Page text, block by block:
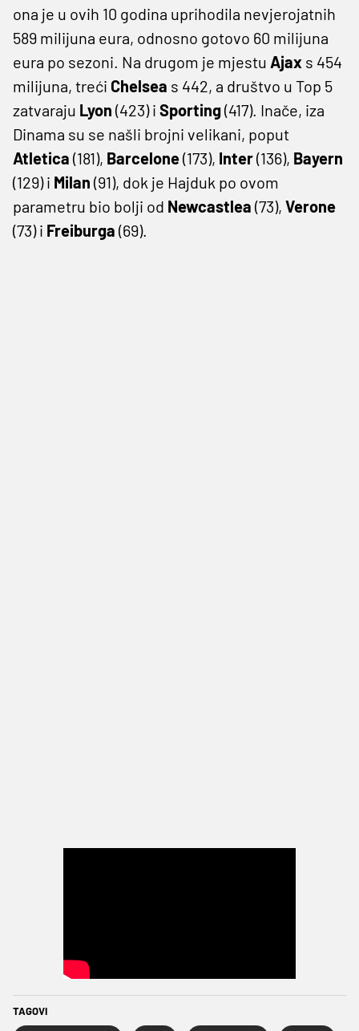
ona je u ovih 10 godina uprihodila nevjerojatnih
589 milijuna eura, odnosno gotovo 60 milijuna
eura po sezoni. Na drugom je mjestu Ajax s 454
milijuna, treći Chelsea s 442, a društvo u Top 5
zatvaraju Lyon (423) i Sporting(417). Inače, iza
Dinama su se našli brojni velikani, poput
Atletica (181), Barcelone(173), Inter(136), Bayern
(129) i Milan (91), dok je Hajduk po ovom
parametru bio bolji od Newcastlea (73), Verone
(73) i Freiburga (69).
TAGOVI